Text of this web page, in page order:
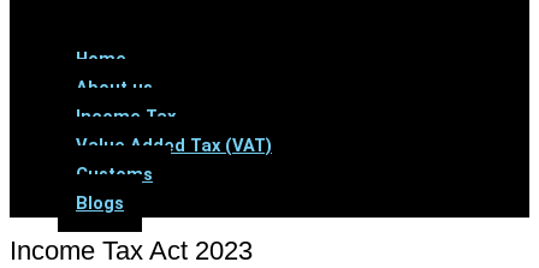
Home
About us
Income Tax
Value Added Tax (VAT)
Customs
Blogs
Income Tax Act 2023